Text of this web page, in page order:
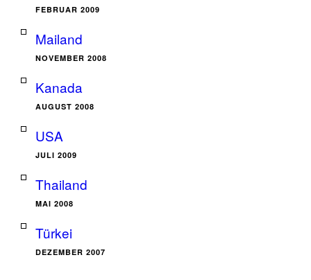
FEBRUAR 2009
Mailand
NOVEMBER 2008
Kanada
AUGUST 2008
USA
JULI 2009
Thailand
MAI 2008
Türkei
DEZEMBER 2007